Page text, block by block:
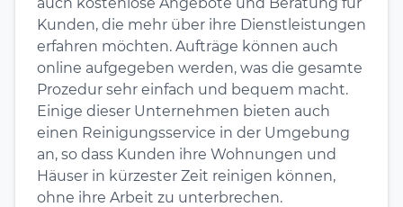
Kunden, die mehr über ihre Dienstleistungen
erfahren möchten. Aufträge können auch
online aufgegeben werden, was die gesamte
Prozedur sehr einfach und bequem macht.
Einige dieser Unternehmen bieten auch
einen Reinigungsservice in der Umgebung
an, so dass Kunden ihre Wohnungen und
Häuser in kürzester Zeit reinigen können,
ohne ihre Arbeit zu unterbrechen.